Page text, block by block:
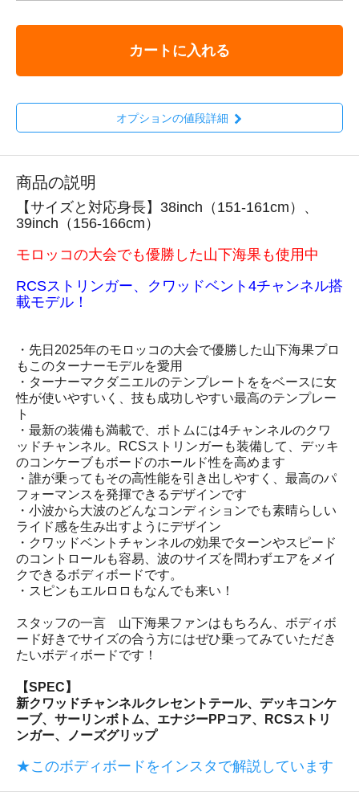
カートに入れる
オプションの値段詳細
商品の説明
【サイズと対応身長】38inch（151-161cm）、
39inch（156-166cm）
モロッコの大会でも優勝した山下海果も使用中
RCSストリンガー、クワッドベント4チャンネル搭
載モデル！
・先日2025年のモロッコの大会で優勝した山下海果プロ
もこのターナーモデルを愛用
・ターナーマクダニエルのテンプレートををベースに女
性が使いやすいく、技も成功しやすい最高のテンプレー
ト
・最新の装備も満載で、ボトムには4チャンネルのクワ
ッドチャンネル。RCSストリンガーも装備して、デッキ
のコンケーブもボードのホールド性を高めます
・誰が乗ってもその高性能を引き出しやすく、最高のパ
フォーマンスを発揮できるデザインです
・小波から大波のどんなコンディションでも素晴らしい
ライド感を生み出すようにデザイン
・クワッドベントチャンネルの効果でターンやスピード
のコントロールも容易、波のサイズを問わずエアをメイ
クできるボディボードです。
・スピンもエルロロもなんでも来い！
スタッフの一言 山下海果ファンはもちろん、ボディボ
ード好きでサイズの合う方にはぜひ乗ってみていただき
たいボディボードです！
【SPEC】
新クワッドチャンネルクレセントテール、デッキコンケ
ーブ、サーリンボトム、エナジーPPコア、RCSストリ
ンガー、ノーズグリップ
★このボディボードをインスタで解説しています